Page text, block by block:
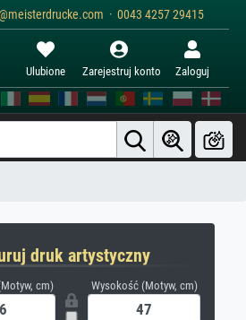
· 0043 4257 29415
Ulubione Zarejestruj konto Zaloguj
druk artystyczny
cm) Wysokość (Motyw, cm)